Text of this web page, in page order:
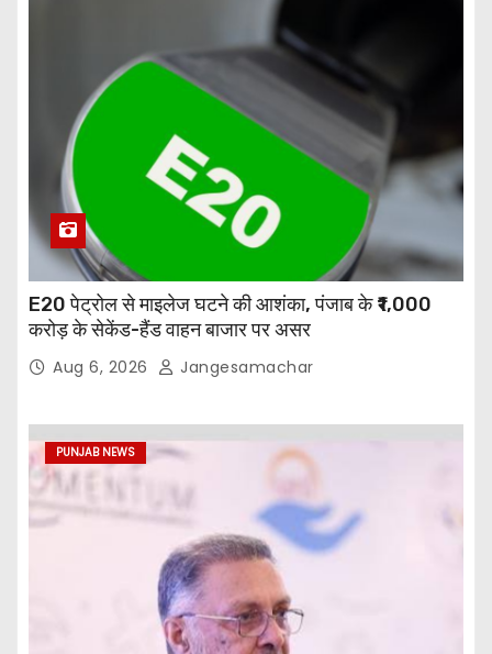
E20 पेट्रोल से माइलेज घटने की आशंका, पंजाब के ₹1,000
करोड़ के सेकेंड-हैंड वाहन बाजार पर असर
Aug 6, 2026 Jangesamachar
PUNJAB NEWS